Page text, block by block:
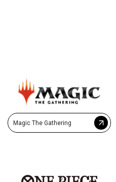
Magic The Gathering